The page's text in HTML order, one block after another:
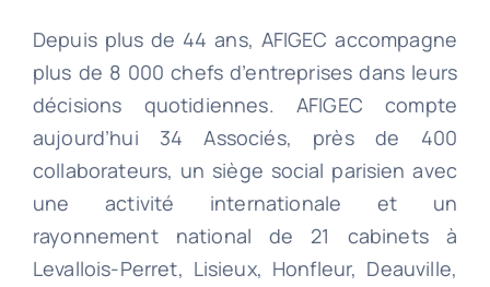
Depuis plus de 44 ans, AFIGEC accompagne
plus de 8 000 chefs d’entreprises dans leurs
décisions quotidiennes. AFIGEC compte
aujourd’hui 34 Associés, près de 400
collaborateurs, un siège social parisien avec
une activité internationale et un
rayonnement national de 21 cabinets à
Levallois-Perret, Lisieux, Honfleur, Deauville,